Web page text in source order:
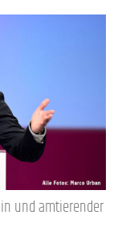
und amtierender